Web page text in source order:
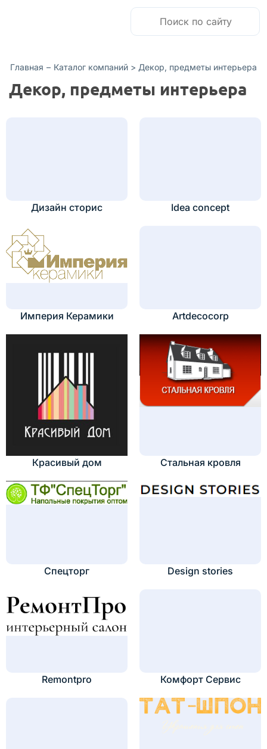
Главная – Каталог компаний > Декор, предметы интерьера
Декор, предметы интерьера
Дизайн сторис Idea concept
Империя Керамики Artdecocorp
Красивый дом Стальная кровля
Спецторг Design stories
Remontpro Комфорт Сервис